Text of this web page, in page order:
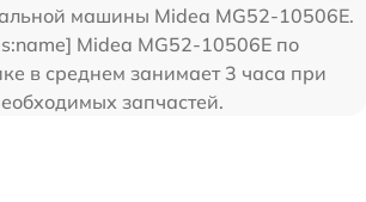
машины Midea MG52-10506E.
Midea MG52-10506E по
в среднем занимает 3 часа при
запчастей.